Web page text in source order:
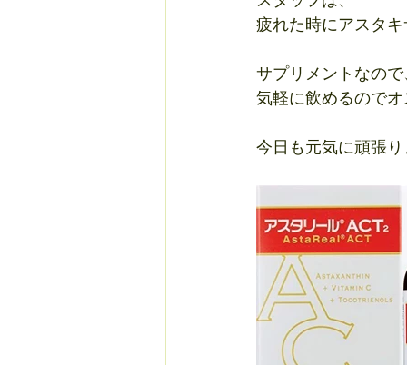
疲れた時にアスタ
サプリメントなので
気軽に飲めるので
今日も元気に頑張